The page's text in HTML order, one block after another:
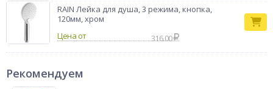
RAIN Лейка для душа, 3 режима, кнопка,
120мм, хром
Цена от
316.00
Рекомендуем